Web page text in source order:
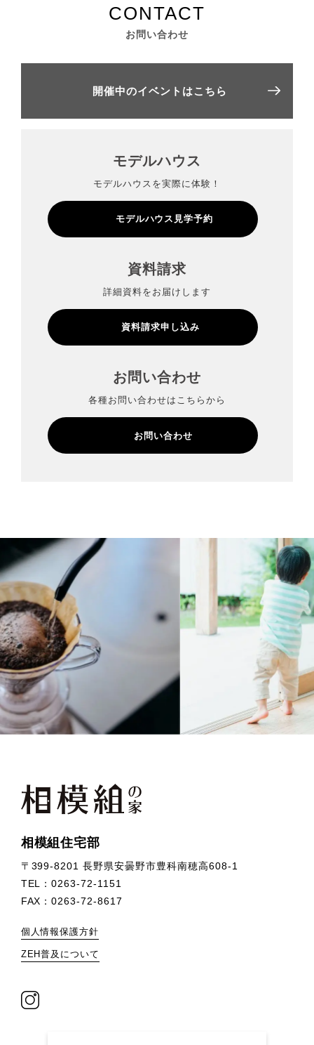
お問い合わせ
開催中のイベントはこちら
モデルハウス
モデルハウスを実際に体験！
モデルハウス見学予約
資料請求
詳細資料をお届けします
資料請求申し込み
お問い合わせ
各種お問い合わせはこちらから
お問い合わせ
相模組住宅部
〒399-8201 長野県安曇野市豊科南穂高608-1
TEL：0263-72-1151
FAX：0263-72-8617
個人情報保護方針
ZEH普及について